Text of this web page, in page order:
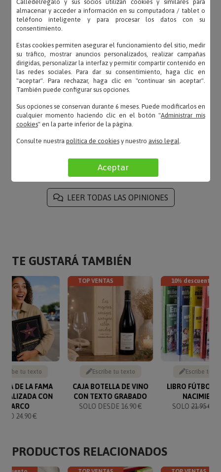
Cloe – 03/04/2025
«Compra muy positiva, la recomiendo»
Ayana – 02/04/2025
«El diseño de la jarra queda espectacular. Realizaré
más compras»
Adolfo – 29/03/2025
fresquita mas tiempo»
LEER TODAS LAS OPINIONES
TE GUSTARÁ TAMBIÉN
tu texto
DE LA FAMA
CON
MARCO
24.90 €
TOP VENTAS
Escribe tu texto
CAJA BOTELLA DE VINO
CON TEXTO GRABADO
SOLO DESDE 16.90 €
10% descuento
Escribe tu
LIBRO FÚTBOL
SOLO21.95 €
PRODUCTOS RELACIONADOS
Calledelregalo y sus socios utilizan cookies y similares para
almacenar y acceder a información en su computadora / tablet o
teléfono inteligente y para procesar los datos con su
consentimiento.
Estas cookies permiten asegurar el funcionamiento del sitio, medir
su tráfico, mostrar anuncios personalizados, realizar campañas
dirigidas, personalizar la interfaz y permitir compartir contenido en
las redes sociales. Para dar su consentimiento, haga clic en
"aceptar". Para rechazar, haga clic en "continuar sin aceptar".
También puede configurar sus opciones.
Sus opciones se conservan durante 6 meses. Puede modificarlos en
cualquier momento haciendo clic en el botón "Administrar mis
cookies" en la parte inferior de la página.
Consulte nuestra política de cookiesy nuestro aviso legal
Aceptar